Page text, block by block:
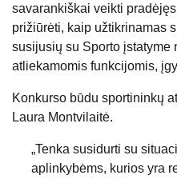
savarankiškai veikti
prižiūrėti, kaip užtikrinamas
susijusių su Sporto įstatyme
atliekamomis funkcijomis,
Konkurso būdu sportininkų
Laura Montvilaitė.
„Tenka susidurti su
aplinkybėms, kurios yra